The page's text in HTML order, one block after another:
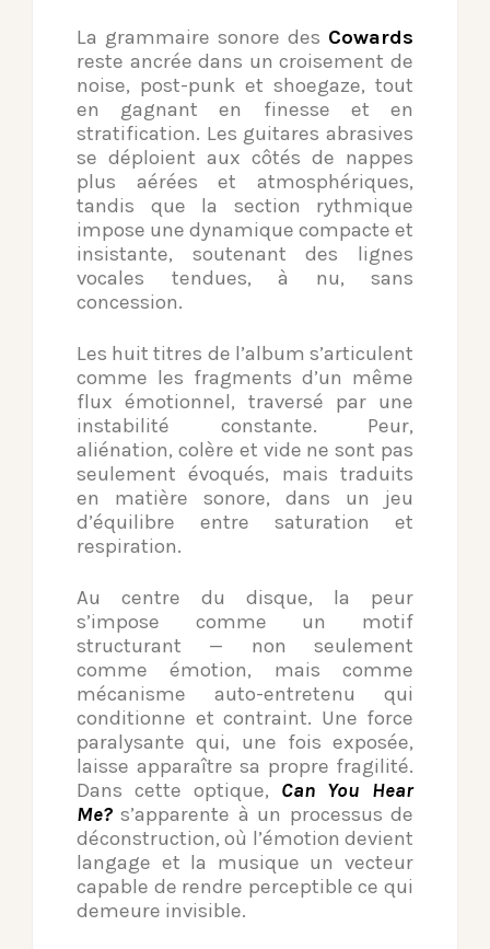
La grammaire sonore des Cowards
reste ancrée dans un croisement de
noise, post-punk et shoegaze, tout
en gagnant en finesse et en
stratification. Les guitares abrasives
se déploient aux côtés de nappes
plus aérées et atmosphériques,
tandis que la section rythmique
impose une dynamique compacte et
insistante, soutenant des lignes
vocales tendues, à nu, sans
concession.
Les huit titres de l’album s’articulent
comme les fragments d’un même
flux émotionnel, traversé par une
instabilité constante. Peur,
aliénation, colère et vide ne sont pas
seulement évoqués, mais traduits
en matière sonore, dans un jeu
d’équilibre entre saturation et
respiration.
Au centre du disque, la peur
s’impose comme un motif
structurant — non seulement
comme émotion, mais comme
mécanisme auto-entretenu qui
conditionne et contraint. Une force
paralysante qui, une fois exposée,
laisse apparaître sa propre fragilité.
Dans cette optique, Can You Hear
Me? s’apparente à un processus de
déconstruction, où l’émotion devient
langage et la musique un vecteur
capable de rendre perceptible ce qui
demeure invisible.